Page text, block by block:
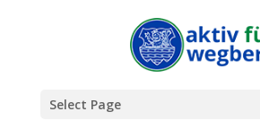
Select Page